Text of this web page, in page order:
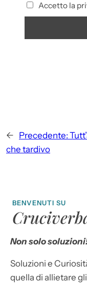
Accetto la
← Precedente:
che tardivo
BENVENUTI SU
Non solo
Soluzioni e
quella di allietare